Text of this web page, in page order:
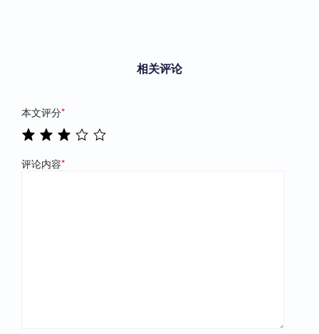
相关评论
本文评分*
评论内容*